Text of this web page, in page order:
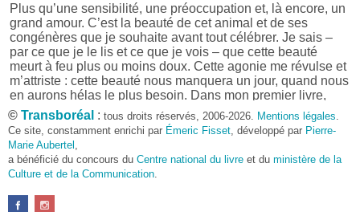
Plus qu’une sensibilité, une préoccupation et, là encore, un
grand amour. C’est la beauté de cet animal et de ses
congénères que je souhaite avant tout célébrer. Je sais –
par ce que je le lis et ce que je vois – que cette beauté
meurt à feu plus ou moins doux. Cette agonie me révulse et
m’attriste : cette beauté nous manquera un jour, quand nous
en aurons hélas le plus besoin. Dans mon premier livre,
j’avais pris goût à me mettre dans la peau d’une bête. Outre
l’intérêt de l’exercice littéraire, il me semble que cela peut
être un bon moyen pour transmettre certains messages.
Pourquoi avoir choisi le format des nouvelles plutôt
qu’un autre ?
D’abord parce que j’aime (décidément!) en lire !
© Transboréal : tous droits réservés, 2006-2026. Mentions légales
Ce site, constamment enrichi par Émeric Fisset , développé par Pierre-
Marie Aubertel
a bénéficié du concours du Centre national du livre et du ministère de la
Culture et de la Communication